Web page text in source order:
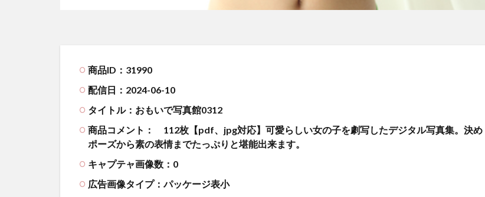
商品ID：31990
配信日：2024-06-10
タイトル：おもいで写真館0312
商品コメント：
112枚【pdf、jpg対応】可愛らしい女の子を劇写したデジタル写真集。決め
ポーズから素の表情までたっぷりと堪能出来ます。
キャプテャ画像数：0
広告画像タイプ：パッケージ表小